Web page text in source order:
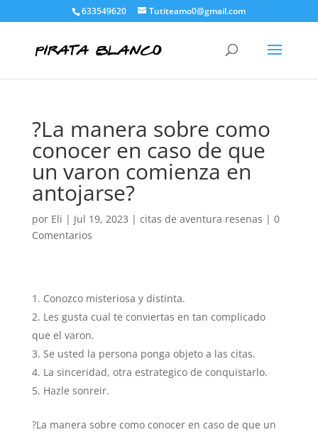
633549620 Tutiteamo0@gmail.com
?La manera sobre como
conocer en caso de que
un varon comienza en
antojarse?
por Eli | Jul 19, 2023 | citas de aventura resenas | 0
Comentarios
Conozco misteriosa y distinta.
Les gusta cual te conviertas en tan complicado
que el varon.
Se usted la persona ponga objeto a las citas.
La sinceridad, otra estrategico de conquistarlo.
Hazle sonreir.
?La manera sobre como conocer en caso de que un